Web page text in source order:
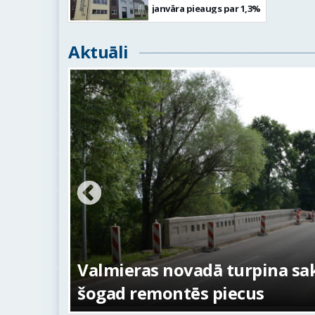
janvāra pieaugs par 1,3%
Aktuāli
Valmieras novadā turpina
šogad remontēs piecus